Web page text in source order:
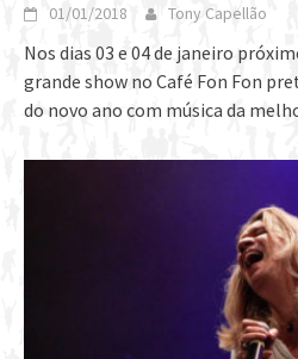
01/01/2018 Tony Capellão
Nos dias 03 e 04 de janeiro
grande show no Café Fon Fon
do novo ano com música da